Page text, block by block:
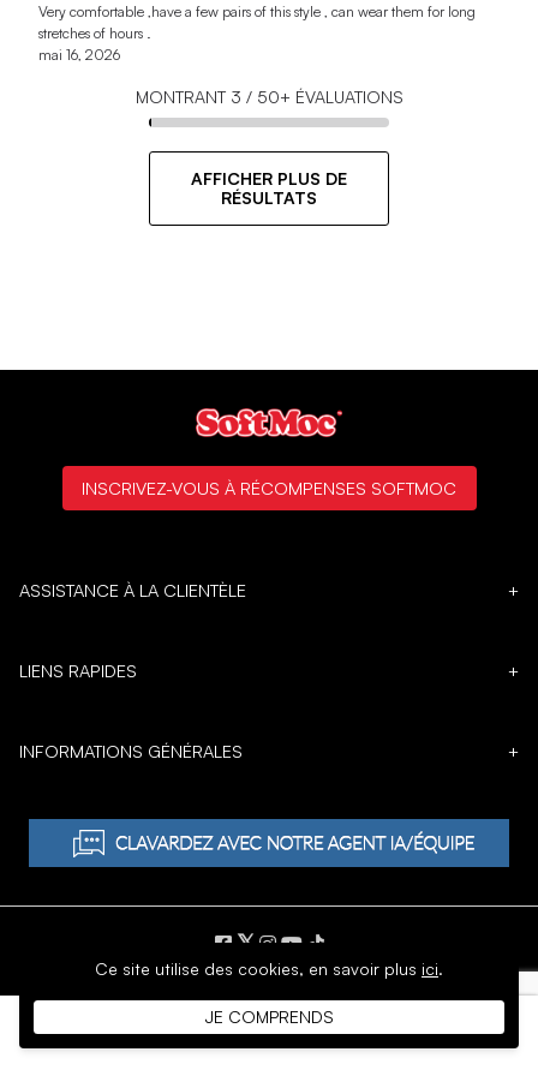
Very comfortable ,have a few pairs of this style , can wear them for long
stretches of hours .
mai 16, 2026
MONTRANT 3 / 50+ ÉVALUATIONS
AFFICHER PLUS DE
RÉSULTATS
Ce site utilise des cookies, en savoir plus ici.
JE COMPRENDS
ASSISTANCE À LA CLIENTÈLE +
LIENS RAPIDES +
INFORMATIONS GÉNÉRALES +
INSCRIVEZ-VOUS À RÉCOMPENSES SOFTMOC
𝕏
DROIT D'AUTEUR © 1996 - 2026 SoftMoc Inc.
Commerce électronique par MWF Group. Tous droits réservés.